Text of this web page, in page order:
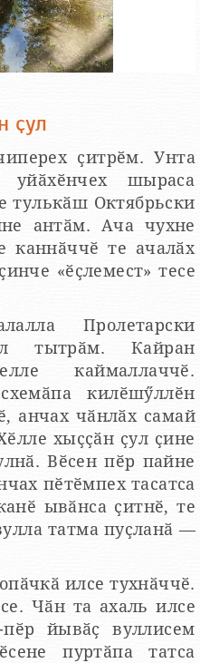
ҫул
ҫитрӗм. Унта
шыраса
тулькӑш Октябрьски
антӑм. Ача чухне
каннӑччӗ те ачалӑх
«ӗҫлемест» тесе
Пролетарски
тытрӑм. Кайран
каймаллаччӗ.
килӗшӳллӗн
анчах чӑнлӑх самай
хыҫҫӑн ҫул ҫине
Вӗсен пӗр пайне
пӗтӗмпех тасатса
ывӑнса ҫитнӗ, те
татма пуҫланӑ —
илсе тухнӑччӗ.
Чӑн та ахаль илсе
йывӑҫ вуллисем
пуртӑпа татса